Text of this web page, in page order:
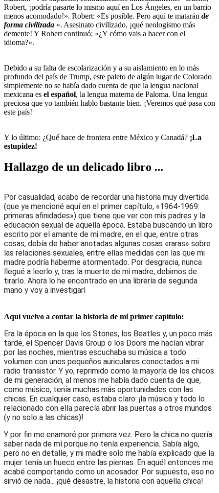
Robert, ¡podría pasarte lo mismo aquí en Los Ángeles, en un barrio
menos acomodado!». Robert: «Es posible. Pero aquí te matarán de
forma civilizada «. Asesinato civilizado, ¡qué neologismo más
demente! Y Robert continuó: «¿Y cómo vais a hacer con el
idioma?».
Debido a su falta de escolarización y a su aislamiento en lo más
profundo del país de Trump, este paleto de algún lugar de Colorado
simplemente no se había dado cuenta de que la lengua nacional
mexicana es el español, la lengua materna de Paloma. Una lengua
preciosa que yo también hablo bastante bien. ¡Veremos qué pasa con
este país!
Y lo último: ¿Qué hace de frontera entre México y Canadá? ¡La
estupidez!
Hallazgo de un delicado libro ...
Por casualidad, acabo de recordar una historia muy divertida
(que ya mencioné aquí en el primer capítulo, «1964-1969:
primeras afinidades») que tiene que ver con mis padres y la
educación sexual de aquella época. Estaba buscando un libro
escrito por el amante de mi madre, en el que, entre otras
cosas, debía de haber anotadas algunas cosas «raras» sobre
las relaciones sexuales, entre ellas medidas con las que mi
madre podría haberme atormentado. Por desgracia, nunca
llegué a leerlo y, tras la muerte de mi madre, debimos de
tirarlo. Ahora lo he encontrado en una librería de segunda
mano y voy a investigarl
Aquí vuelvo a contar la historia de mi primer capítulo:
Era la época en la que los Stones, los Beatles y, un poco más
tarde, el Spencer Davis Group o los Doors me hacían vibrar
por las noches, mientras escuchaba su música a todo
volumen con unos pequeños auriculares conectados a mi
radio transistor. Y yo, reprimido como la mayoría de los chicos
de mi generación, al menos me había dado cuenta de que,
como músico, tenía muchas más oportunidades con las
chicas. En cualquier caso, estaba claro: ¡la música y todo lo
relacionado con ella parecía abrir las puertas a otros mundos
(y no solo a las chicas)!
Y por fin me enamoré por primera vez. Pero la chica no quería
saber nada de mí porque no tenía experiencia. Sabía algo,
pero no en detalle, y mi madre solo me había explicado que la
mujer tenía un hueco entre las piernas. En aquél entonces me
acabé comportando como un acosador. Por supuesto, eso no
sirvió de nada... ¡qué desastre, la historia con aquella chica!